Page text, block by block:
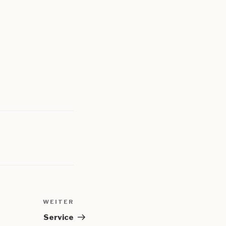
Beitrag
WEITER
Service